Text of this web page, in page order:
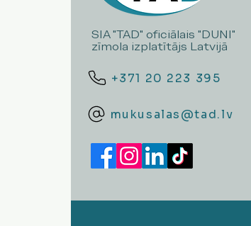
SIA "TAD" oficiālais "DUNI"
zīmola izplatītājs Latvijā
+371 20 223 395
mukusalas@tad.lv